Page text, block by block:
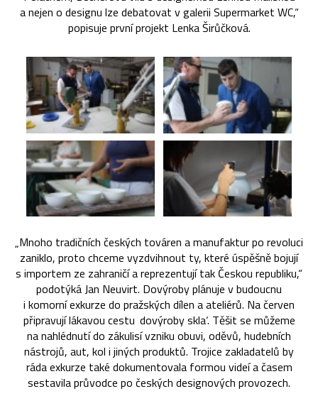
a nejen o designu lze debatovat v galerii Supermarket WC,“
popisuje první projekt Lenka Širůčková.
„Mnoho tradičních českých továren a manufaktur po revoluci
zaniklo, proto chceme vyzdvihnout ty, které úspěšně bojují
s importem ze zahraničí a reprezentují tak Českou republiku,“
podotýká Jan Neuvirt. Dovýroby plánuje v budoucnu
i komorní exkurze do pražských dílen a ateliérů. Na červen
připravují lákavou cestu ‚dovýroby skla‘. Těšit se můžeme
na nahlédnutí do zákulisí vzniku obuvi, oděvů, hudebních
nástrojů, aut, kol i jiných produktů. Trojice zakladatelů by
ráda exkurze také dokumentovala formou videí a časem
sestavila průvodce po českých designových provozech.